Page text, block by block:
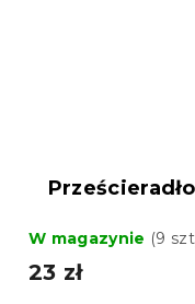
W magazynie (9
23 zł